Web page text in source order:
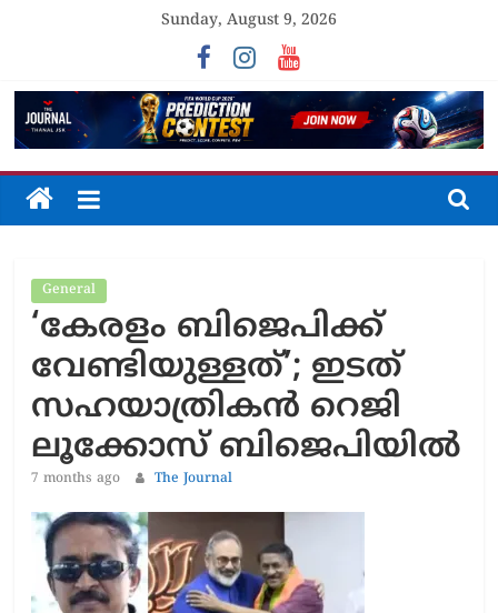
Sunday, August 9, 2026
The
Unfolding
The
General
‘കേരളം ബിജെപിക്ക്
വേണ്ടിയുള്ളത്’; ഇടത്
സഹയാത്രികൻ റെജി
ലൂക്കോസ് ബിജെപിയിൽ
7 months ago The Journal